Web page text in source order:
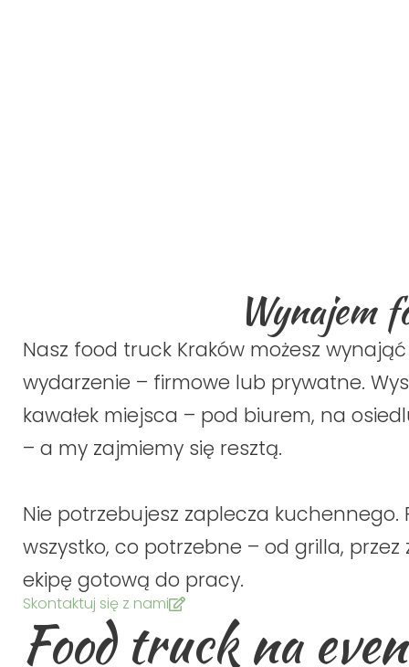
Wynajem
Nasz food truck Kraków możesz
wydarzenie – firmowe lub prywatne.
kawałek miejsca – pod biurem, na
– a my zajmiemy się resztą.
Nie potrzebujesz zaplecza kuchennego.
wszystko, co potrzebne – od grilla, przez
ekipę gotową do pracy.
Skontaktuj się z nami
Food truck na